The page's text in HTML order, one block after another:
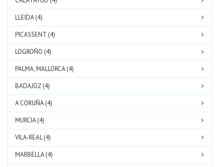
LLEIDA (4)
PICASSENT (4)
LOGROÑO (4)
PALMA, MALLORCA (4)
BADAJOZ (4)
A CORUÑA (4)
MURCIA (4)
VILA-REAL (4)
MARBELLA (4)